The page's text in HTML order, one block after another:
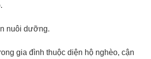
nuôi dưỡng.
gia đình thuộc diện hộ nghèo, cận